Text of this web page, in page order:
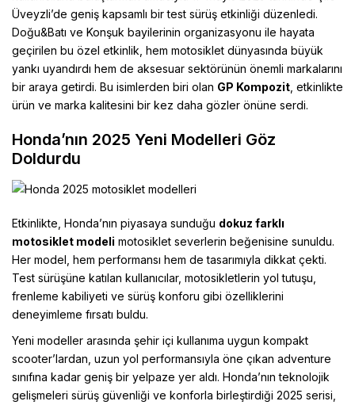
Üveyzli’de geniş kapsamlı bir test sürüş etkinliği düzenledi.
Doğu&Batı ve Konşuk bayilerinin organizasyonu ile hayata
geçirilen bu özel etkinlik, hem motosiklet dünyasında büyük
yankı uyandırdı hem de aksesuar sektörünün önemli markalarını
bir araya getirdi. Bu isimlerden biri olan GP Kompozit, etkinlikte
ürün ve marka kalitesini bir kez daha gözler önüne serdi.
Honda’nın 2025 Yeni Modelleri Göz
Doldurdu
Etkinlikte, Honda’nın piyasaya sunduğu dokuz farklı
motosiklet modeli motosiklet severlerin beğenisine sunuldu.
Her model, hem performansı hem de tasarımıyla dikkat çekti.
Test sürüşüne katılan kullanıcılar, motosikletlerin yol tutuşu,
frenleme kabiliyeti ve sürüş konforu gibi özelliklerini
deneyimleme fırsatı buldu.
Yeni modeller arasında şehir içi kullanıma uygun kompakt
scooter’lardan, uzun yol performansıyla öne çıkan adventure
sınıfına kadar geniş bir yelpaze yer aldı. Honda’nın teknolojik
gelişmeleri sürüş güvenliği ve konforla birleştirdiği 2025 serisi,